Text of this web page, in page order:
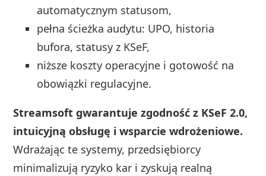
automatycznym statusom,
pełna ścieżka audytu: UPO, historia
bufora, statusy z KSeF,
niższe koszty operacyjne i gotowość na
obowiązki regulacyjne.
Streamsoft gwarantuje zgodność z KSeF 2.0,
intuicyjną obsługę i wsparcie wdrożeniowe.
Wdrażając te systemy, przedsiębiorcy
minimalizują ryzyko kar i zyskują realną